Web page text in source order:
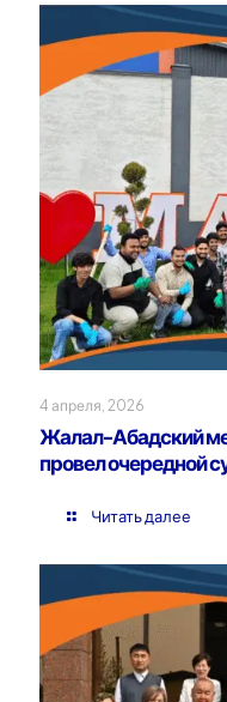
4 апреля, 2026
Жалал-Абадский
провел очередной
Читать далее